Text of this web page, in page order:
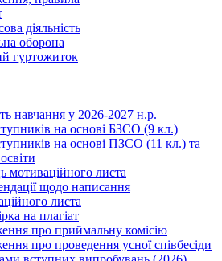
діяльність
оборона
гуртожиток
навчання у 2026-2027 н.р.
на основі БЗСО (9 кл.)
на основі ПЗСО (11 кл.) та
мотиваційного листа
щодо написання
листа
на плагіат
про приймальну комісію
про проведення усної співбесіди